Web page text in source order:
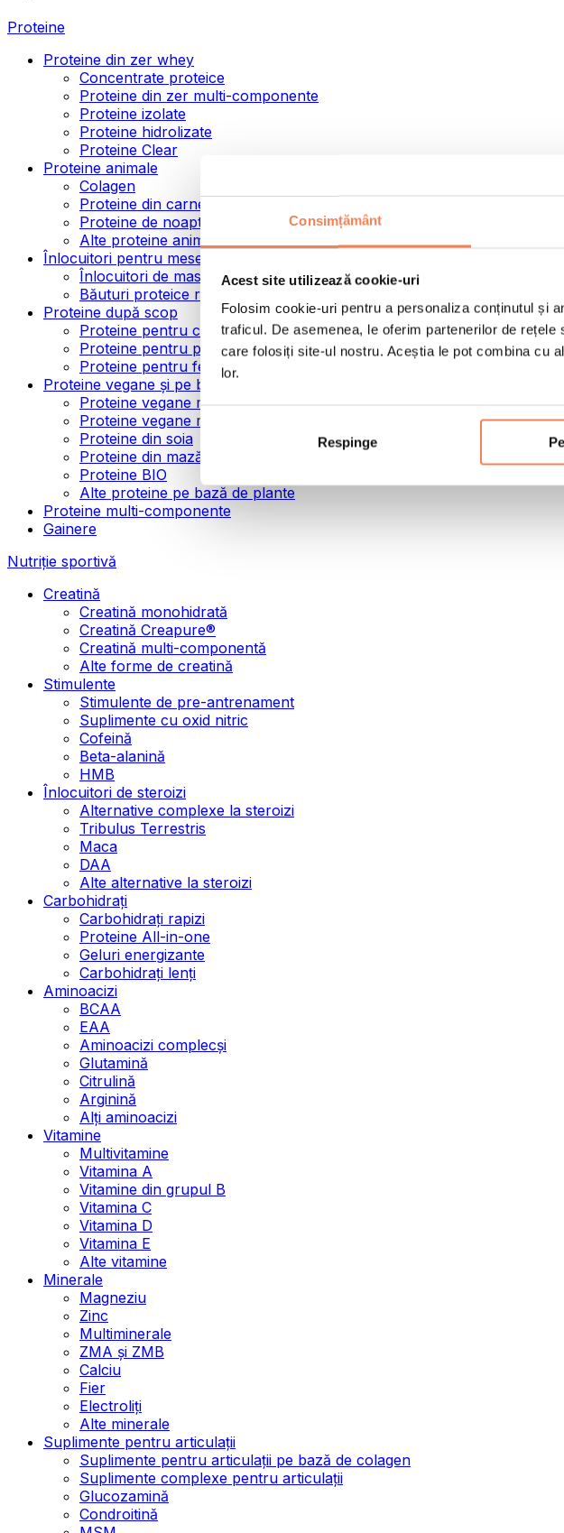
Consimțământ
Acest site utilizează cookie-uri
Folosim cookie-uri pentru a personaliza conținutul și
traficul. De asemenea, le oferim partenerilor de
care folosiți site-ul nostru. Aceștia le pot combina cu
lor.
Respinge
Proteine
Proteine din zer whey
Concentrate proteice
Proteine din zer multi-componente
Proteine izolate
Proteine hidrolizate
Proteine Clear
Proteine animale
Colagen
Proteine din carne de vită
Proteine de noapte
Alte proteine animale
Înlocuitori pentru mese
Înlocuitori de masă pulbere
Băuturi proteice ready to drink
Proteine după scop
Proteine pentru creșterea masei musculare
Proteine pentru pierderea în greutate
Proteine pentru femei
Proteine vegane și pe bază de plante
Proteine vegane mono-componente
Proteine vegane multi-componente
Proteine din soia
Proteine din mazăre
Proteine BIO
Alte proteine pe bază de plante
Proteine multi-componente
Gainere
Nutriție sportivă
Creatină
Creatină monohidrată
Creatină Creapure®
Creatină multi-componentă
Alte forme de creatină
Stimulente
Stimulente de pre-antrenament
Suplimente cu oxid nitric
Cofeină
Beta-alanină
HMB
Înlocuitori de steroizi
Alternative complexe la steroizi
Tribulus Terrestris
Maca
DAA
Alte alternative la steroizi
Carbohidrați
Carbohidrați rapizi
Proteine All-in-one
Geluri energizante
Carbohidrați lenți
Aminoacizi
BCAA
EAA
Aminoacizi complecși
Glutamină
Citrulină
Arginină
Alți aminoacizi
Vitamine
Multivitamine
Vitamina A
Vitamine din grupul B
Vitamina C
Vitamina D
Vitamina E
Alte vitamine
Minerale
Magneziu
Zinc
Multiminerale
ZMA și ZMB
Calciu
Fier
Electroliți
Alte minerale
Suplimente pentru articulații
Suplimente pentru articulații pe bază de colagen
Suplimente complexe pentru articulații
Glucozamină
Condroitină